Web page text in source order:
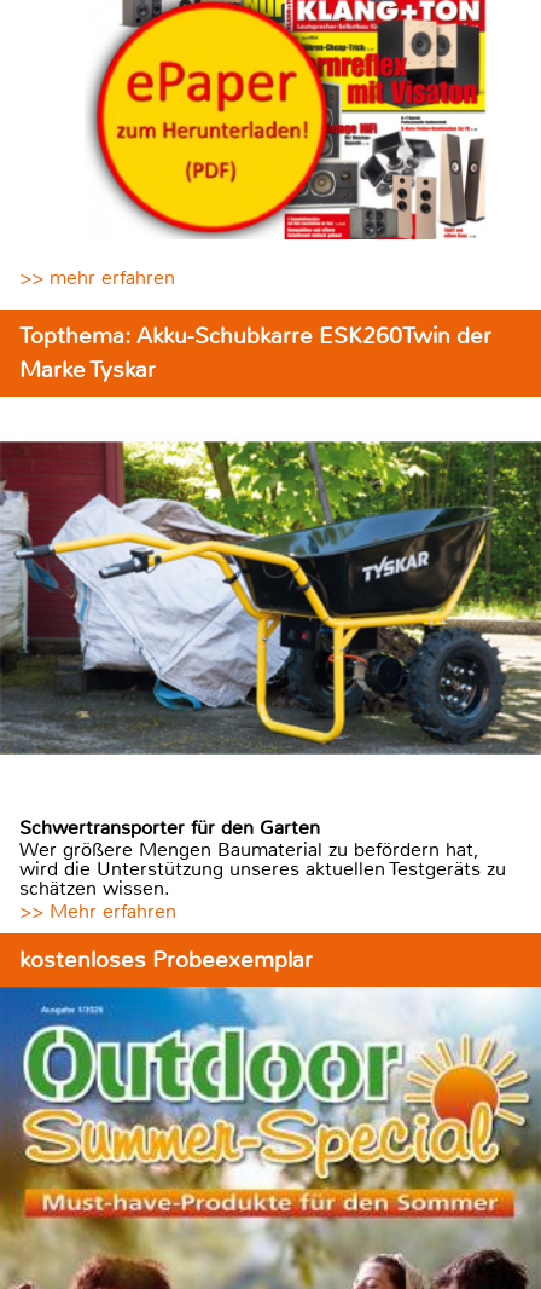
>> mehr erfahren
Topthema: Akku-Schubkarre ESK260Twin der
Marke Tyskar
Schwertransporter für den Garten
Wer größere Mengen Baumaterial zu befördern hat,
wird die Unterstützung unseres aktuellen Testgeräts zu
schätzen wissen.
>> Mehr erfahren
kostenloses Probeexemplar